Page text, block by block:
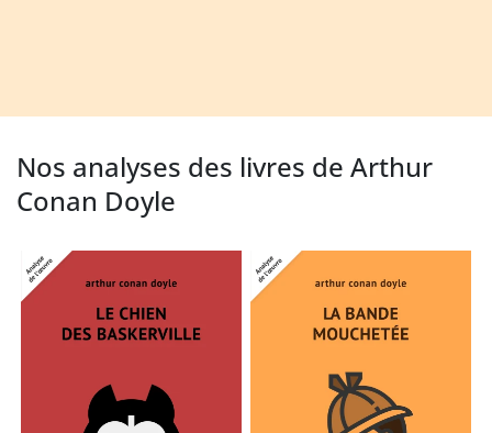
Nos analyses des livres de Arthur
Conan Doyle